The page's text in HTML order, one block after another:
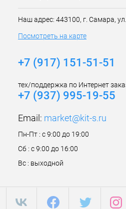
Наш адрес: 443100, г. Самара,
Посмотреть на карте
+7 (917) 151-51-51
тех/поддержка по Интернет
+7 (937) 995-19-55
Email: market@kit-s.ru
Пн-Пт : с 9:00 до 19:00
Сб : с 9:00 до 16:00
Вс : выходной